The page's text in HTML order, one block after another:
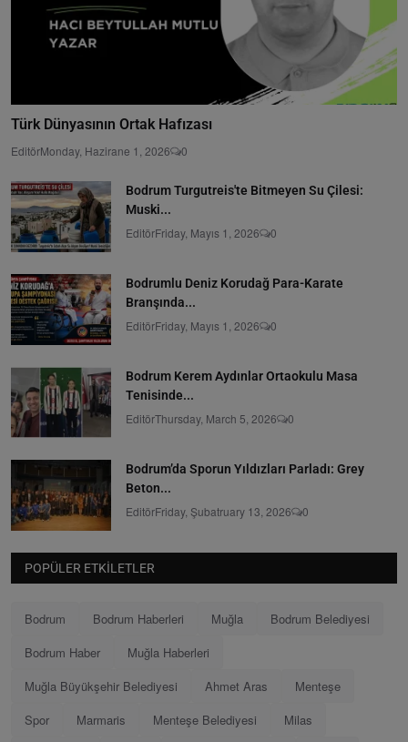
Türk Dünyasının Ortak Hafızası
EditörMonday, Hazirane 1, 2026 0
Bodrum Turgutreis'te Bitmeyen Su Çilesi:
Muski...
EditörFriday, Mayıs 1, 2026 0
Bodrumlu Deniz Korudağ Para-Karate
Branşında...
EditörFriday, Mayıs 1, 2026 0
Bodrum Kerem Aydınlar Ortaokulu Masa
Tenisinde...
EditörThursday, March 5, 2026 0
Bodrum’da Sporun Yıldızları Parladı: Grey
Beton...
EditörFriday, Şubatruary 13, 2026 0
POPÜLER ETKILETLER
Bodrum Bodrum Haberleri Muğla
Bodrum Belediyesi
Bodrum Haber
Muğla Haberleri
Muğla Büyükşehir Belediyesi
Ahmet Aras
Menteşe
Spor
Marmaris Menteşe Belediyesi
Milas